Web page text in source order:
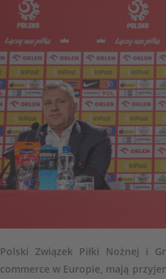
Polski Związek Piłki Nożnej i
commerce w Europie, mają